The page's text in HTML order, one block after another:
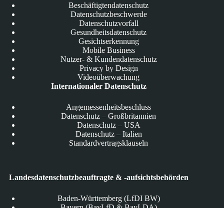
Beschäftigtendatenschutz
Datenschutzbeschwerde
Datenschutzvorfall
Gesundheitsdatenschutz
Gesichtserkennung
Mobile Business
Nutzer- & Kundendatenschutz
Privacy by Design
Videoüberwachung
Internationaler Datenschutz
Angemessenheitsbeschluss
Datenschutz – Großbritannien
Datenschutz – USA
Datenschutz – Italien
Standardvertragsklauseln
Landesdatenschutzbeauftragte & -aufsichtsbehörden
Baden-Württemberg (LfDI BW)